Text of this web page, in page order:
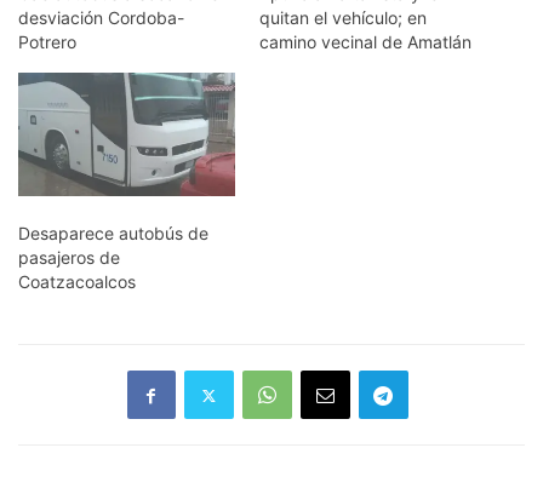
desviación Cordoba-
Potrero
quitan el vehículo; en
camino vecinal de Amatlán
Desaparece autobús de
pasajeros de
Coatzacoalcos